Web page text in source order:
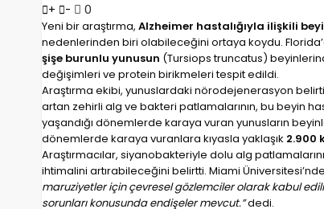
+ - 0
Yeni bir araştırma, Alzheimer hastalığıyla ilişkili
nedenlerinden biri olabileceğini ortaya koydu.
şişe burunlu yunusun (Tursiops truncatus)
değişimleri ve protein birikmeleri tespit edildi.
Araştırma ekibi, yunuslardaki nörodejenerasyon
artan zehirli alg ve bakteri patlamalarının, bu beyin
yaşandığı dönemlerde karaya vuran yunusların
dönemlerde karaya vuranlara kıyasla yaklaşık 2.900
Araştırmacılar, siyanobakteriyle dolu alg
ihtimalini artırabileceğini belirtti. Miami
maruziyetler için çevresel gözlemciler olarak kabul
sorunları konusunda endişeler mevcut.”dedi.